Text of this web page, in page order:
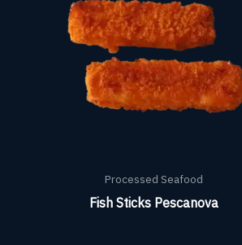
Processed Seafood
Fish Sticks Pescanova